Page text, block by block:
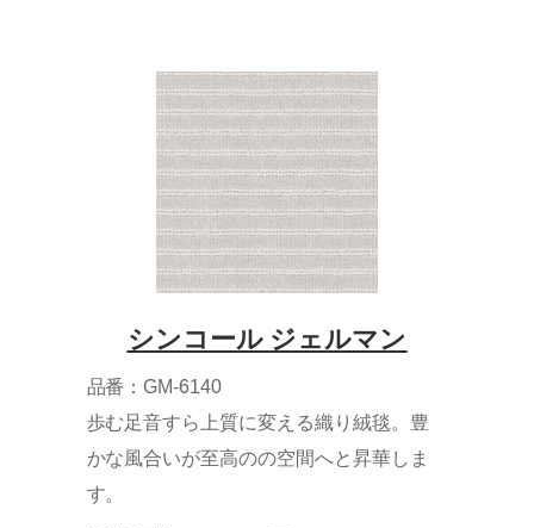
シンコール ジェルマン
品番：GM-6140
歩む足音すら上質に変える織り絨毯。豊
かな風合いが至高のの空間へと昇華しま
す。